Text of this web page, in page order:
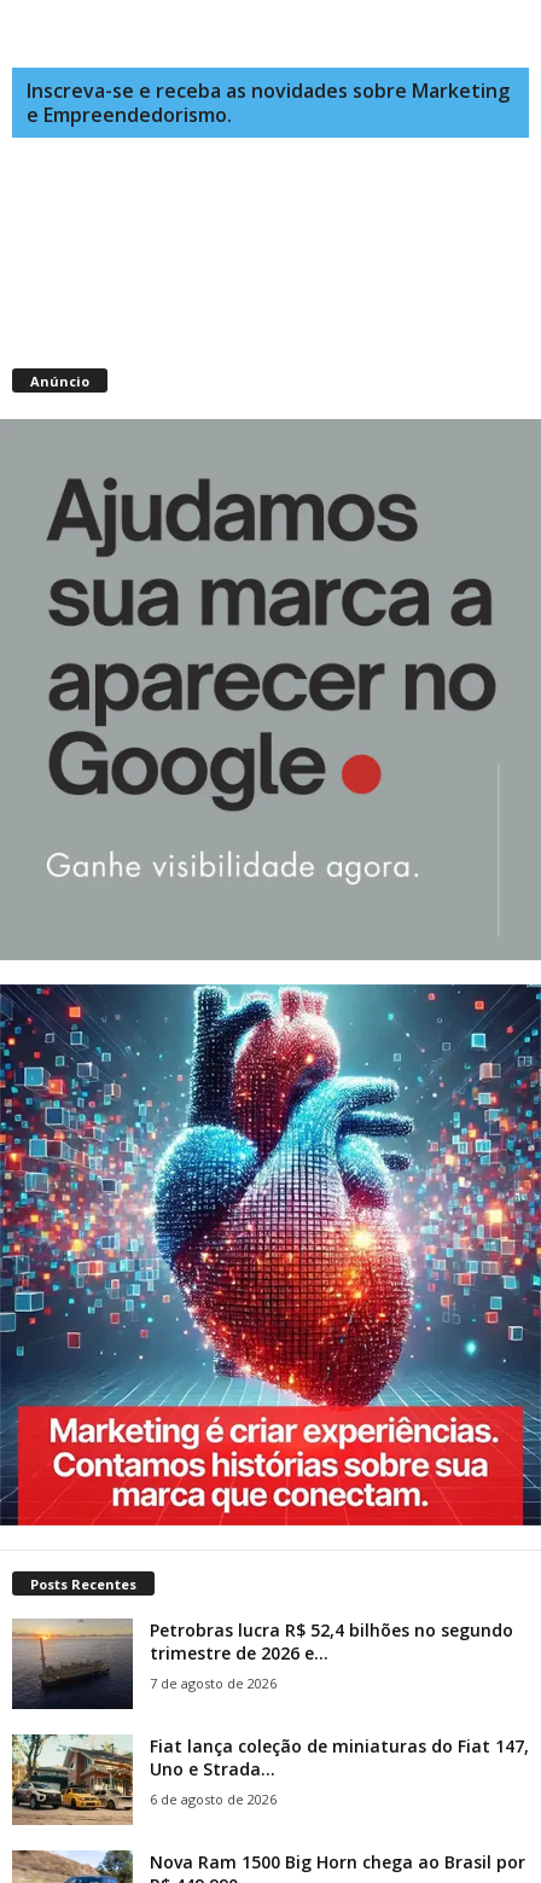
Inscreva-se e receba as novidades sobre Marketing
e Empreendedorismo.
Anúncio
Posts Recentes
Petrobras lucra R$ 52,4 bilhões no segundo
trimestre de 2026 e...
7 de agosto de 2026
Fiat lança coleção de miniaturas do Fiat 147,
Uno e Strada...
6 de agosto de 2026
Nova Ram 1500 Big Horn chega ao Brasil por